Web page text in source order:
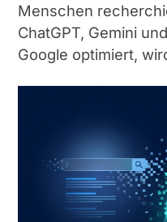
Menschen
ChatGPT, Gemini
Google optimiert,